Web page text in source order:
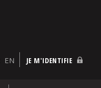
EN JE M'IDENTIFIE